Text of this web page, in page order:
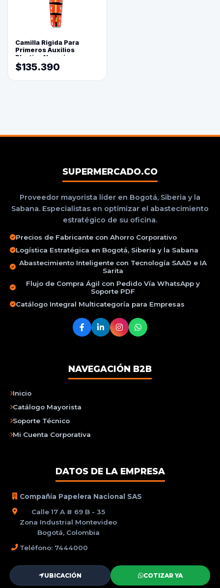
Camilla Rigida Para
Primeros Auxilios
Plastica Naranja
$135.390
SUPERMERCADO.CO
Proveedor mayorista líder en Bogotá, Siberia y la
Sabana. Especialistas en optimizar el abastecimiento
estratégico de su oficina.
Precios de Fabricante con Ahorro Corporativo
Logística Estratégica en Bogotá, Siberia y la Sabana
Abastecimiento Inteligente con Tecnología SAAD e IA
Sarita
Flujo de Compra Ágil con Pedido Vía WhatsApp y
Soporte PDF
Catálogo Integral Multicategoría para Empresas
NAVEGACIÓN B2B
Inicio
Catálogo Mayorista
Soporte Técnico
Mi Cuenta Corporativa
DATOS DE LA EMPRESA
Compañía Papelera Nacional SAS
Calle 17 A # 69 B - 35
Zona Industrial Montevideo
Bogotá, Colombia
Teléfono: 7444000
UBICACIÓN COTIZAR YA